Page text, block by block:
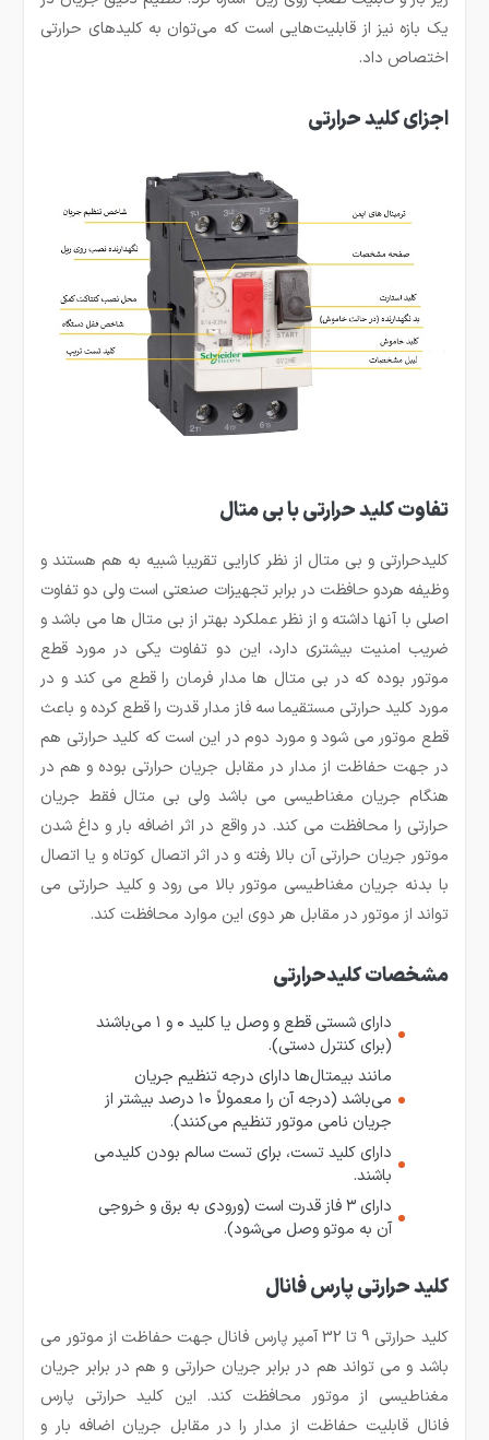
یک بازه نیز از قابلیت‌هایی است که می‌توان به کلیدهای حرارتی
اختصاص داد.
اجزای کلید حرارتی
تفاوت کلید حرارتی با بی متال
کلیدحرارتی و بی متال از نظر کارایی تقریبا شبیه به هم هستند و
وظیفه هردو حافظت در برابر تجهیزات صنعتی است ولی دو تفاوت
اصلی با آنها داشته و از نظر عملکرد بهتر از بی متال ها می باشد و
ضریب امنیت بیشتری دارد، این دو تفاوت یکی در مورد قطع
موتور بوده که در بی متال ها مدار فرمان را قطع می کند و در
مورد کلید حرارتی مستقیما سه فاز مدار قدرت را قطع کرده و باعث
قطع موتور می شود و مورد دوم در این است که کلید حرارتی هم
در جهت حفاظت از مدار در مقابل جریان حرارتی بوده و هم در
هنگام جریان مغناطیسی می باشد ولی بی متال فقط جریان
حرارتی را محافظت می کند. در واقع در اثر اضافه بار و داغ شدن
موتور جریان حرارتی آن بالا رفته و در اثر اتصال کوتاه و یا اتصال
با بدنه جریان مغناطیسی موتور بالا می رود و کلید حرارتی می
تواند از موتور در مقابل هر دوی این موارد محافظت کند.
مشخصات کلیدحرارتی
دارای شستی قطع و وصل یا کلید ۰ و ۱ می‌باشند
(برای کنترل دستی).
مانند بیمتال‌ها دارای درجه تنظیم جریان
می‌باشد (درجه آن را معمولاً ۱۰ درصد بیشتر از
جریان نامی موتور تنظیم می‌کنند).
دارای کلید تست، برای تست سالم بودن کلیدمی
باشند.
دارای ۳ فاز قدرت است (ورودی به برق و خروجی
آن به موتو وصل می‌شود).
کلید حرارتی پارس فانال
کلید حرارتی 9 تا 32 آمپر پارس فانال جهت حفاظت از موتور می
باشد و می تواند هم در برابر جریان حرارتی و هم در برابر جریان
مغناطیسی از موتور محافظت کند. این کلید حرارتی پارس
فانال قابلیت حفاظت از مدار را در مقابل جریان اضافه بار و